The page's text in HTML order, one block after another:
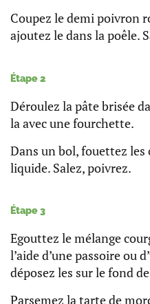
Coupez le demi poivron
ajoutez le dans la poêle.
Étape 2
Déroulez la pâte brisée
la avec une fourchette.
Dans un bol, fouettez
liquide. Salez, poivrez.
Étape 3
Egouttez le mélange
l’aide d’une passoire ou
déposez les sur le fond
Parsemez la tarte de